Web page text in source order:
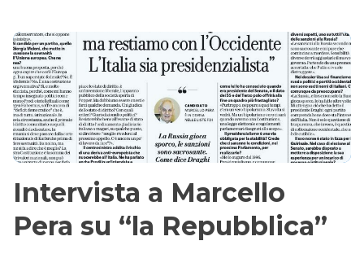
Intervista a Marcello
Pera su “la Repubblica”